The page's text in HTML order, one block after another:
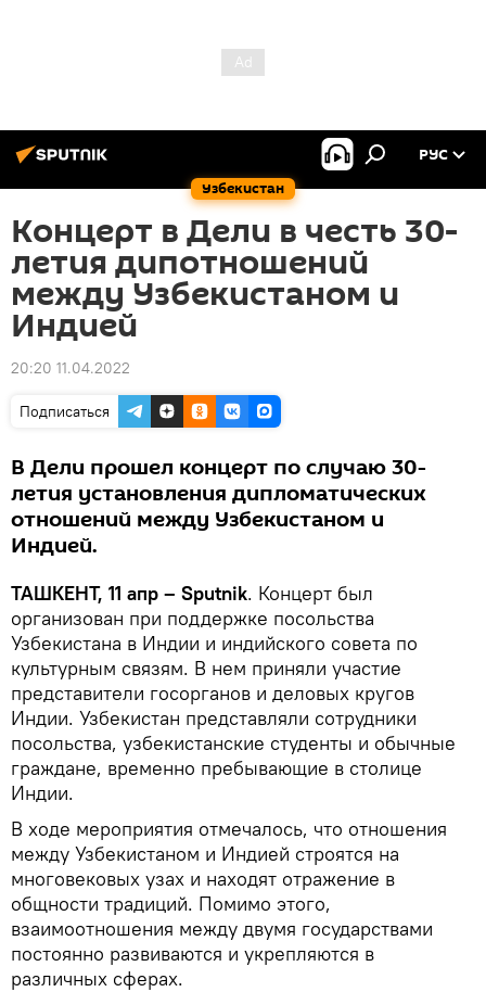
Узбекистан
РУС
Концерт в Дели в честь 30-
летия дипотношений
между Узбекистаном и
Индией
20:20 11.04.2022
Подписаться
В Дели прошел концерт по случаю 30-
летия установления дипломатических
отношений между Узбекистаном и
Индией.
ТАШКЕНТ, 11 апр – Sputnik. Концерт был
организован при поддержке посольства
Узбекистана в Индии и индийского совета по
культурным связям. В нем приняли участие
представители госорганов и деловых кругов
Индии. Узбекистан представляли сотрудники
посольства, узбекистанские студенты и обычные
граждане, временно пребывающие в столице
Индии.
В ходе мероприятия отмечалось, что отношения
между Узбекистаном и Индией строятся на
многовековых узах и находят отражение в
общности традиций. Помимо этого,
взаимоотношения между двумя государствами
постоянно развиваются и укрепляются в
различных сферах.